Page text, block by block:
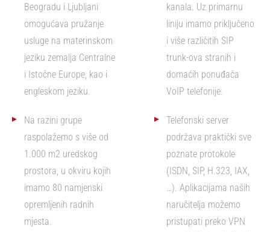
Beogradu i Ljubljani
omogućava pružanje
usluge na materinskom
jeziku zemalja Centralne
i Istočne Europe, kao i
engleskom jeziku.
Na razini grupe
raspolažemo s više od
1.000 m2 uredskog
prostora, u okviru kojih
imamo 80 namjenski
opremljenih radnih
mjesta.
kanala. Uz primarnu
liniju imamo priključeno
i više različitih SIP
trunk-ova stranih i
domaćih ponuđača
VoIP telefonije.
Telefonski server
podržava praktički sve
poznate protokole
(ISDN, SIP, H.323, IAX,
…). Aplikacijama naših
naručitelja možemo
pristupati preko VPN